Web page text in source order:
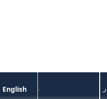
English